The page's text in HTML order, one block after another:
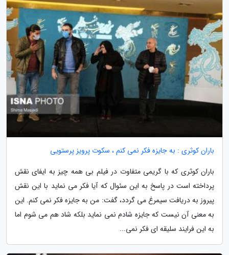
باران کوثری : به جایزه فکر نمی کنم ، سکوت پرویز پرستویی
باران کوثری که با گریمی متفاوت در فیلم بی همه چیز به ایفای نقش
پرداخته است در پاسخ به این سئوال که آیا فکر می نماید با این نقش
پیروز به دریافت سیمرغ می گردد، گفت: من به جایزه فکر نمی کنم. این
به معنی آن نیست که جایزه شادم نمی نماید بلکه شاد هم می شوم اما
به این فرایند سلیقه ای فکر نمی...